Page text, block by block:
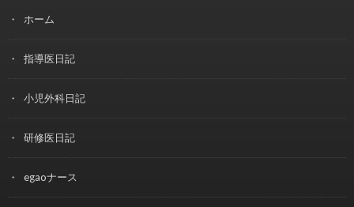
ホーム
指導医日記
小児外科日記
研修医日記
egaoナース